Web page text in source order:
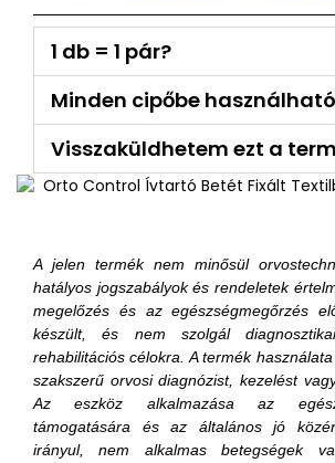
1 db = 1 pár?
Minden cipőbe
Visszaküldhetem ezt a
A jelen termék nem minősül
hatályos jogszabályok és rendeletek
megelőzés és az egészségmegőrzés
készült, és nem szolgál
rehabilitációs célokra. A termék
szakszerű orvosi diagnózist, kezelést
Az eszköz alkalmazása az
támogatására és az általános jó
irányul, nem alkalmas betegségek